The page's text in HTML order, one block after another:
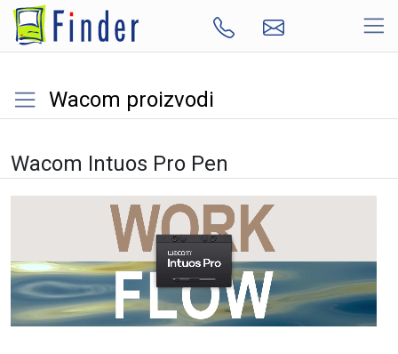
Wacom proizvodi
Wacom Intuos Pro Pen